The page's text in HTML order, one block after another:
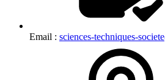
Email : sciences-techniques-